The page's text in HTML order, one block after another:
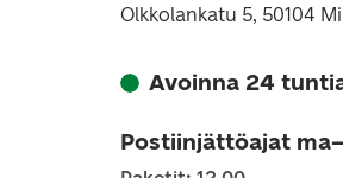
Olkkolankatu 5, 50104
Avoinna 24
Postiinjättöajat